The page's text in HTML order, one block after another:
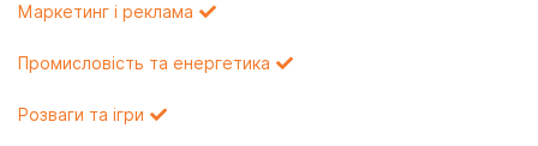
Маркетинг і реклама
Промисловість та енергетика
Розваги та ігри